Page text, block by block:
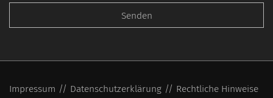
Impressum Datenschutzerklärung Rechtliche Hinweise